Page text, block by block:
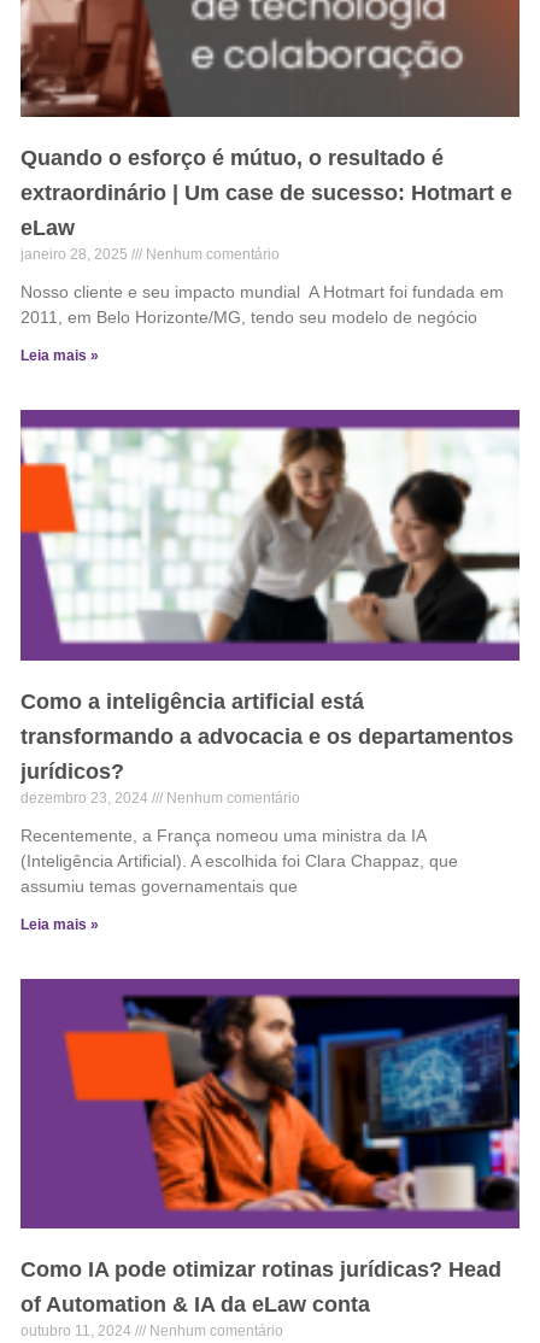
Quando o esforço é mútuo, o resultado é
extraordinário | Um case de sucesso: Hotmart e
eLaw
janeiro 28, 2025 Nenhum comentário
Nosso cliente e seu impacto mundial A Hotmart foi fundada em
2011, em Belo Horizonte/MG, tendo seu modelo de negócio
Leia mais »
Como a inteligência artificial está
transformando a advocacia e os departamentos
jurídicos?
dezembro 23, 2024 Nenhum comentário
Recentemente, a França nomeou uma ministra da IA
(Inteligência Artificial). A escolhida foi Clara Chappaz, que
assumiu temas governamentais que
Leia mais »
Como IA pode otimizar rotinas jurídicas? Head
of Automation & IA da eLaw conta
outubro 11, 2024 Nenhum comentário